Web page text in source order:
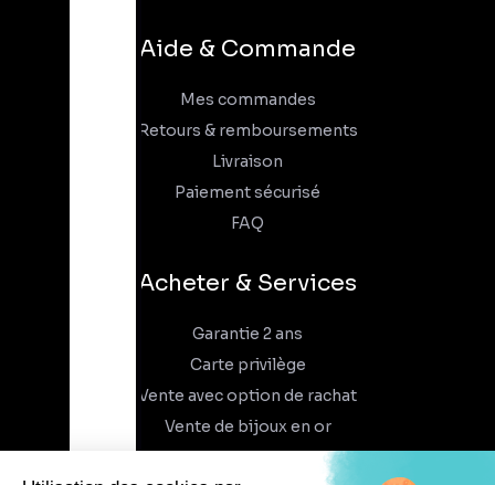
Aide & Commande
Mes commandes
Retours & remboursements
Livraison
Paiement sécurisé
FAQ
Acheter & Services
Garantie 2 ans
Carte privilège
Vente avec option de rachat
Vente de bijoux en or